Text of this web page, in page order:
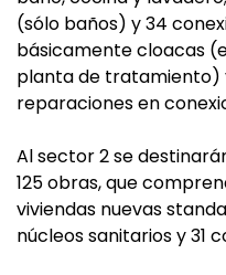
(sólo baños) y 34
básicamente cloacas
planta de tratamiento)
reparaciones en
Al sector 2 se
125 obras, que
viviendas nuevas
núcleos sanitarios y 31